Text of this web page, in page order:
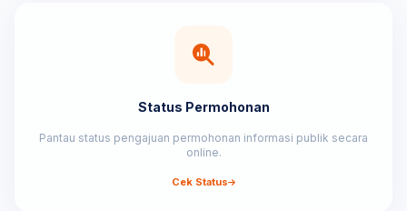
Status Permohonan
Pantau status pengajuan permohonan informasi publik secara
online.
Cek Status